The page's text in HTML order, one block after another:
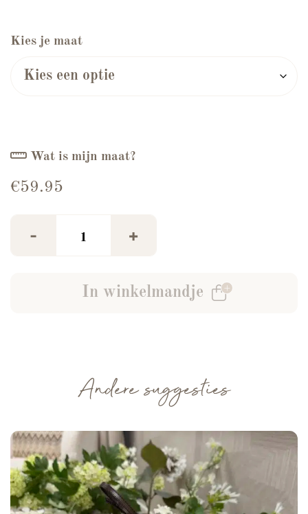
Kies je maat
Wat is mijn maat?
€59.95
- +
In winkelmandje
Andere suggesties